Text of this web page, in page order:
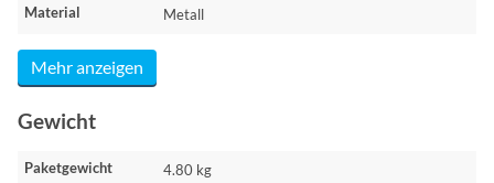
Material Metall
Mehr anzeigen
Gewicht
Paketgewicht 4.80 kg